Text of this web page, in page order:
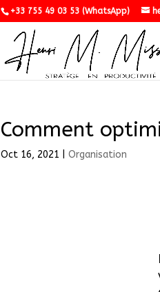
+33 755 49 03 53 (WhatsApp)
Comment
Oct 16, 2021 Organisation